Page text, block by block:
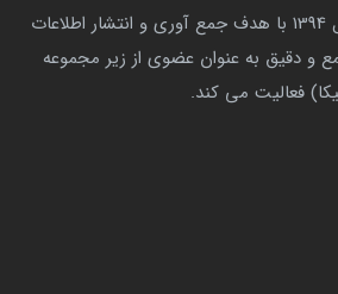
مرجع حقوقی ایران از سال 1394 با هدف جمع آوری و انتشار اطلاعات
و دقیق به عنوان عضوی از زیر مجموعه
فعالیت می کند.